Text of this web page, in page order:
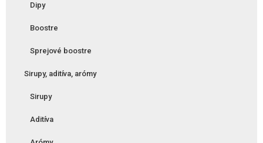
Dipy
Boostre
Sprejové boostre
Sirupy, aditíva, arómy
Sirupy
Aditíva